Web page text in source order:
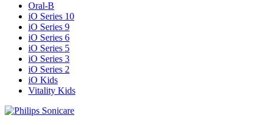
Oral-B
iO Series 10
iO Series 9
iO Series 6
iO Series 5
iO Series 3
iO Series 2
iO Kids
Vitality Kids